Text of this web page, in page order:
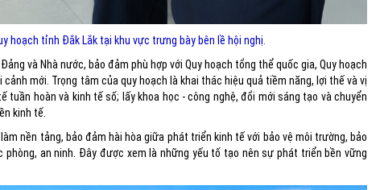
hoạch tỉnh Đắk Lắk tại khu vực trưng bày bên lề hội nghị.
và Nhà nước, bảo đảm phù hợp với Quy hoạch tổng thể quốc gia, Quy hoạch
mới. Trọng tâm của quy hoạch là khai thác hiệu quả tiềm năng, lợi thế và vị
hoàn và kinh tế số; lấy khoa học - công nghệ, đổi mới sáng tạo và chuyển
kinh tế.
nền tảng, bảo đảm hài hòa giữa phát triển kinh tế với bảo vệ môi trường, bảo
an ninh. Đây được xem là những yếu tố tạo nên sự phát triển bền vững